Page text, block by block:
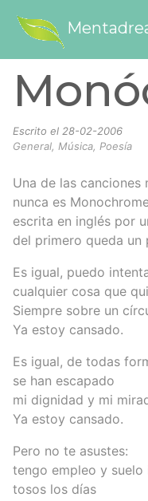
Escrito el 28-02-2006
General, Música, Poesía
Una de las canciones
nunca es
escrita en inglés por
del primero queda un
Es igual, puedo
cualquier cosa que
Siempre sobre un
Ya estoy cansado.
Es igual, de todas
se han escapado
mi dignidad y mi
Ya estoy cansado.
Pero no te asustes:
tengo empleo y suelo
tosos los días